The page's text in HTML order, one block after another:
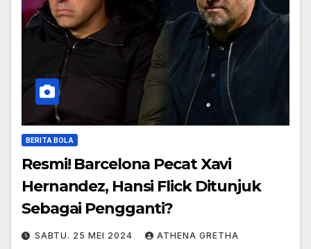
BERITA BOLA
Resmi! Barcelona Pecat Xavi
Hernandez, Hansi Flick Ditunjuk
Sebagai Pengganti?
SABTU. 25 MEI 2024 ATHENA GRETHA